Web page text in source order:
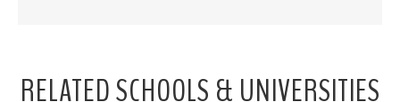
RELATED SCHOOLS & UNIVERSITIES